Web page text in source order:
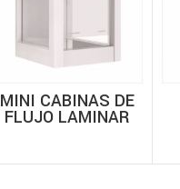
MINI CABINAS DE
FLUJO LAMINAR